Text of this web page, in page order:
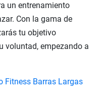
un entrenamiento
Con la gama de
tu objetivo
voluntad, empezando a
Fitness Barras Largas